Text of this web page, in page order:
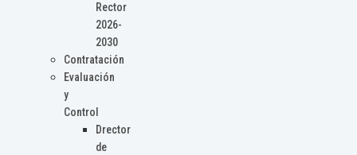
Rector
2026-
2030
Contratación
Evaluación
y
Control
Drector
de